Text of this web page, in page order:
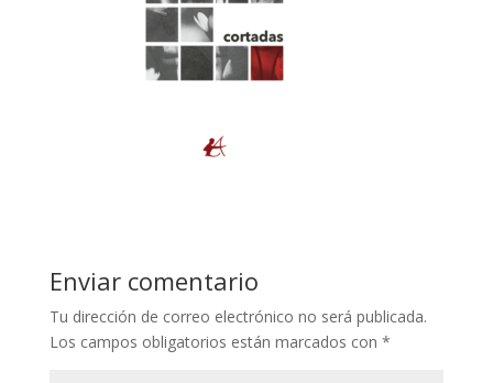
Enviar comentario
Tu dirección de correo electrónico no será publicada.
Los campos obligatorios están marcados con *